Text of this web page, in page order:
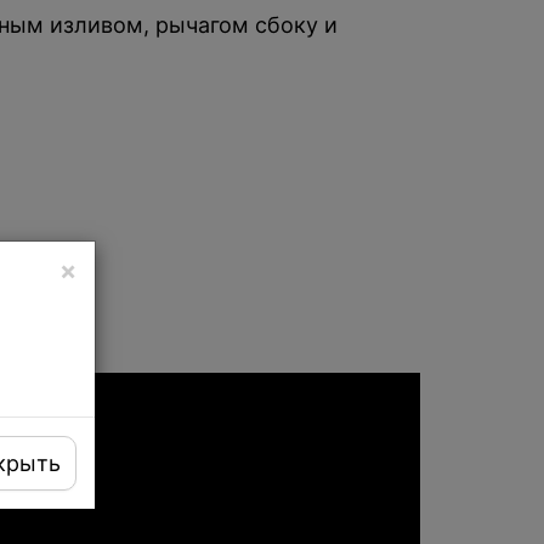
×
изливом, рычагом сбоку и